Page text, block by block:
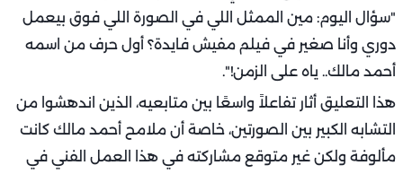
"سؤال اليوم: مين الممثل اللي في الصورة اللي فوق بيعمل
دوري وأنا صغير في فيلم مفيش فايدة؟ أول حرف من اسمه
أحمد مالك.. ياه على الزمن!".
هذا التعليق أثار تفاعلاً واسعًا بين متابعيه، الذين اندهشوا من
التشابه الكبير بين الصورتين، خاصة أن ملامح أحمد مالك كانت
مألوفة ولكن غير متوقع مشاركته في هذا العمل الفني في